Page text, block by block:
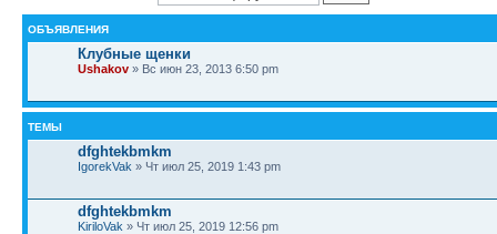
ОБЪЯВЛЕНИЯ
Клубные щенки
Ushakov » Вс июн 23, 2013 6:50 pm
ТЕМЫ
dfghtekbmkm
IgorekVak » Чт июл 25, 2019 1:43 pm
dfghtekbmkm
KiriloVak » Чт июл 25, 2019 12:56 pm